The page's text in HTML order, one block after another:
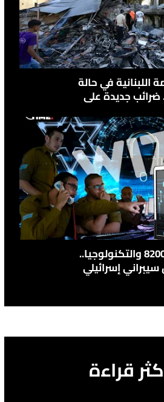
اللبنانية في حالة
ضرائب جديدة على
وحدة 8200 والتكنولوجيا..
إسرائيلي
قراءة